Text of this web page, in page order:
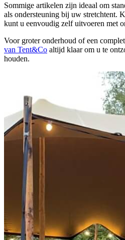
Sommige artikelen zijn ideaal om
als ondersteuning bij uw stretchtent.
kunt u eenvoudig zelf uitvoeren met
Voor groter onderhoud of een
van Tent&Co altijd klaar om u te
houden.